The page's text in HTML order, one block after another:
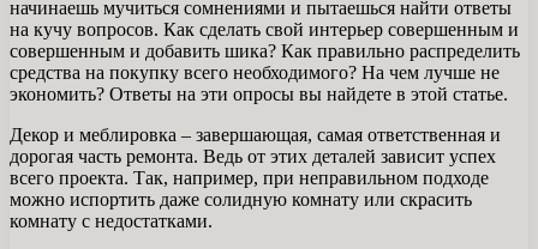
начинаешь мучиться сомнениями и пытаешься найти ответы
на кучу вопросов. Как сделать свой интерьер совершенным и
совершенным и добавить шика? Как правильно распределить
средства на покупку всего необходимого? На чем лучше не
экономить? Ответы на эти опросы вы найдете в этой статье.
Декор и меблировка – завершающая, самая ответственная и
дорогая часть ремонта. Ведь от этих деталей зависит успех
всего проекта. Так, например, при неправильном подходе
можно испортить даже солидную комнату или скрасить
комнату с недостатками.